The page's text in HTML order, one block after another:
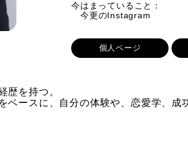
今はまっていること：
今更のInstagram
個人ページ
歴を持つ。
ースに、自分の体験や、恋愛学、成